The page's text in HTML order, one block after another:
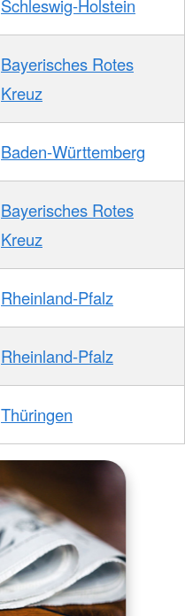
Schleswig-Holstein
Bayerisches Rotes
Kreuz
Baden-Württemberg
Bayerisches Rotes
Kreuz
Rheinland-Pfalz
Rheinland-Pfalz
Thüringen